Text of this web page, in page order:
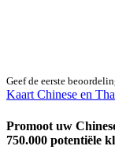
Geef de eerste
Kaart Chinese en
Promoot uw
750.000 potentiële